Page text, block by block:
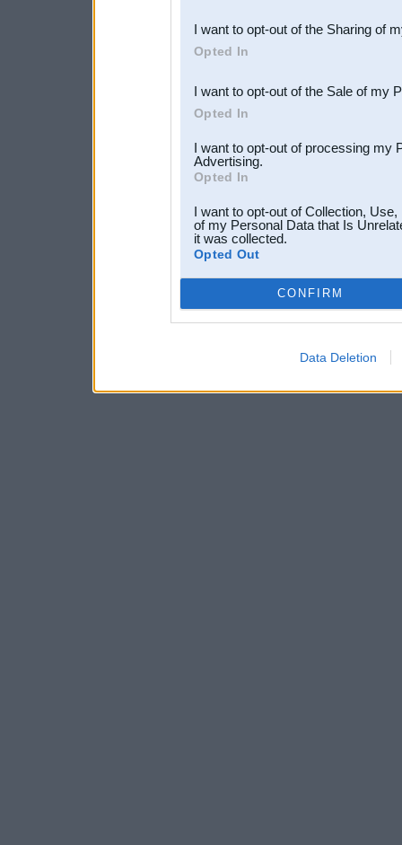
Downstream Participants
third parties.
I want to opt-out of the Sharing of
Opted In
I want to opt-out of the Sale of my
Opted In
I want to opt-out of processing my
Advertising.
Opted In
I want to opt-out of Collection,
of my Personal Data that Is
it was collected.
Opted Out
CONFIRM
Data Deletion